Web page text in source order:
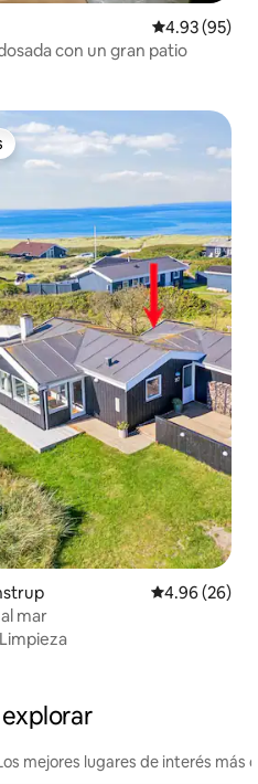
Calificación
4.93 (95)
con un gran patio
Calificación
4.96 (26)
mar
Limpieza
mejores lugares de interés más